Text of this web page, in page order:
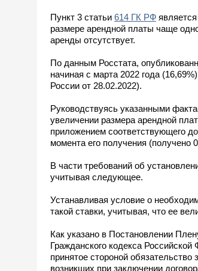
Пункт 3 статьи 614 ГК РФ
размере арендной платы чаще
аренды отсутствует.
По данным Росстата,
начиная с марта 2022 года
России от 28.02.2022).
Руководствуясь указанными
увеличении размера арендной
приложением соответствующего
момента его получения (получено
В части требований об
учитывая следующее.
Устанавливая условие о
такой ставки, учитывая, что ее
Как указано в Постановлении
Гражданского кодекса
принятое стороной
возникших при заключении